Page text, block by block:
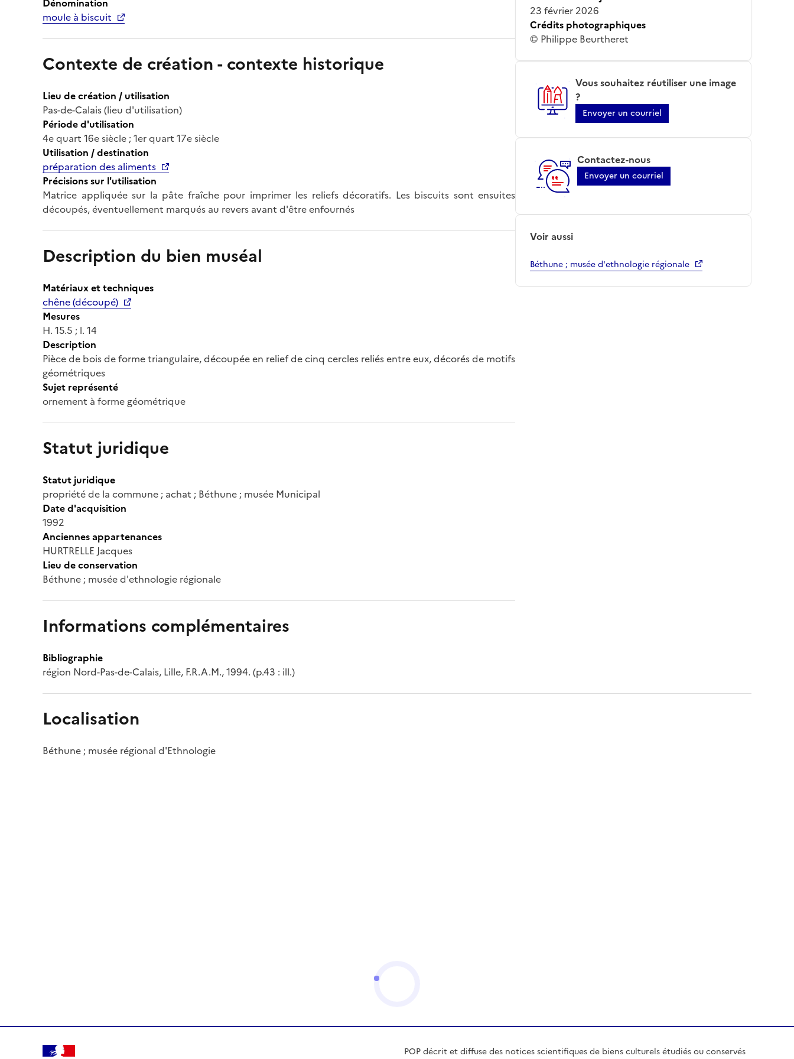
moule à biscuit
Contexte de création - contexte historique
Lieu de création / utilisation
Pas-de-Calais (lieu d'utilisation)
Période d'utilisation
4e quart 16e siècle ; 1er quart 17e siècle
Utilisation / destination
préparation des aliments
Précisions sur l'utilisation
Matrice appliquée sur la pâte fraîche pour imprimer les reliefs décoratifs. Les biscuits sont ensuites
découpés, éventuellement marqués au revers avant d'être enfournés
Description du bien muséal
Matériaux et techniques
chêne (découpé)
Mesures
H. 15.5 ; l. 14
Description
Pièce de bois de forme triangulaire, découpée en relief de cinq cercles reliés entre eux, décorés de motifs
géométriques
Sujet représenté
ornement à forme géométrique
Statut juridique
Statut juridique
propriété de la commune ; achat ; Béthune ; musée Municipal
Date d'acquisition
1992
Anciennes appartenances
HURTRELLE Jacques
Lieu de conservation
Béthune ; musée d'ethnologie régionale
Informations complémentaires
Bibliographie
région Nord-Pas-de-Calais, Lille, F.R.A.M., 1994. (p.43 : ill.)
23 février 2026
Crédits photographiques
© Philippe Beurtheret
Vous souhaitez réutiliser une image
?
Envoyer un courriel
Contactez-nous
Envoyer un courriel
Voir aussi
Béthune ; musée d'ethnologie régionale
Localisation
Béthune ; musée régional d'Ethnologie
POP décrit et diffuse des notices scientifiques de biens culturels étudiés ou conservés